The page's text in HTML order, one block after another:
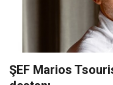
ŞEF Marios